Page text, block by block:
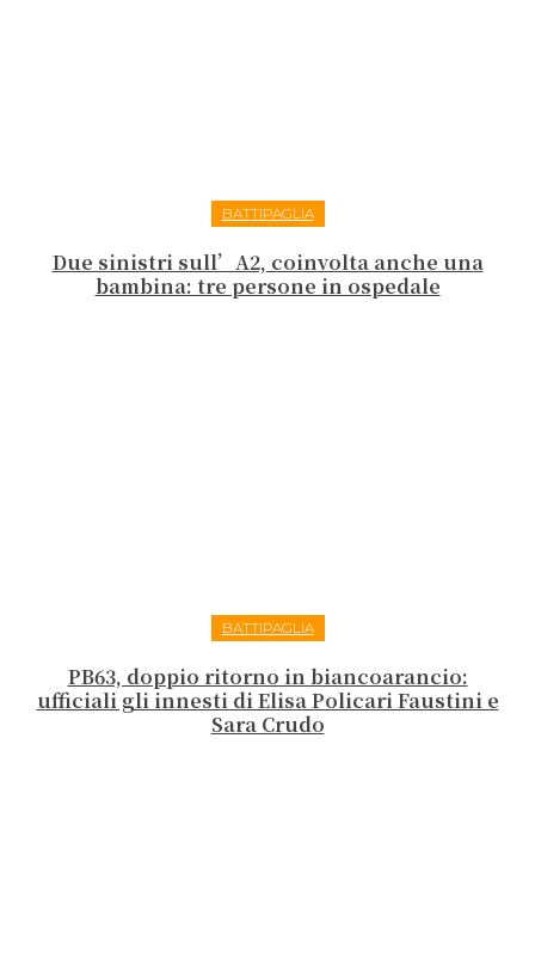
BATTIPAGLIA
Due sinistri sull’A2, coinvolta anche una
bambina: tre persone in ospedale
BATTIPAGLIA
PB63, doppio ritorno in biancoarancio:
ufficiali gli innesti di Elisa Policari Faustini e
Sara Crudo